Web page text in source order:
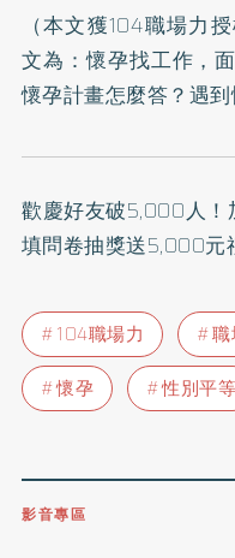
（本文獲104職場力
文為：懷孕找工作，
懷孕計畫怎麼答？遇
歡慶好友破5,000人！
填問卷抽獎送5,000元
104職場力
懷孕
性別平等
影音專區